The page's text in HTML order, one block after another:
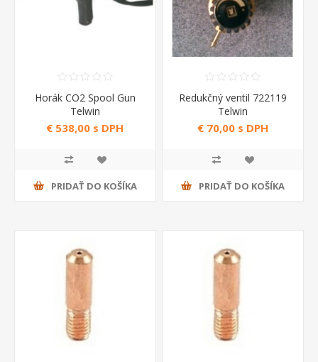
Horák CO2 Spool Gun
Telwin
€ 538,00 s DPH
PRIDAŤ DO KOŠÍKA
Redukčný ventil 722119
Telwin
€ 70,00 s DPH
PRIDAŤ DO KOŠÍKA